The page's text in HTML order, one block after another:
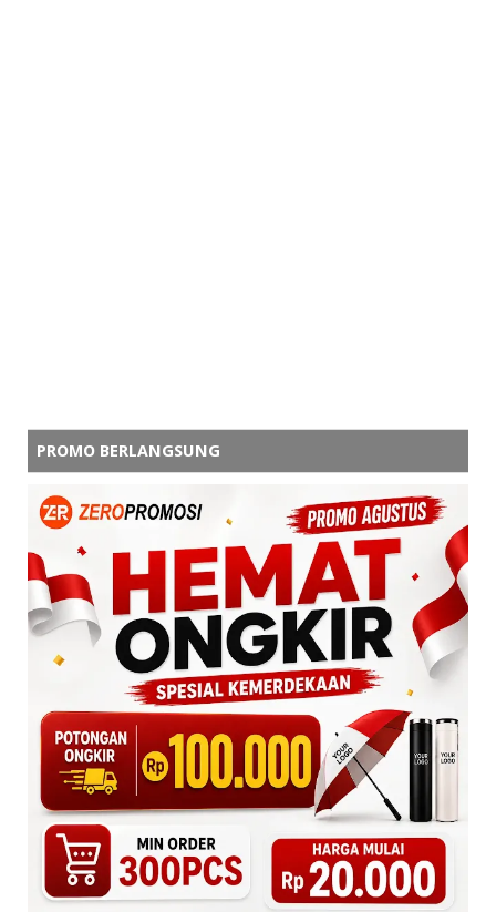
PROMO BERLANGSUNG